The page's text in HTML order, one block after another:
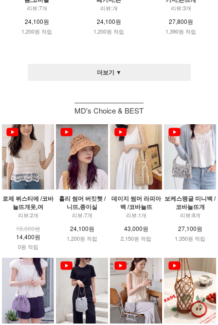
리뷰:7개
24,100원
1,200원 적립
리뷰:개
24,100원
1,200원 적립
리뷰:3개
27,800원
1,390원 적립
더보기 ▼
MD's Choice & BEST
로제 뷔스티에 /코바
늘뜨개옷,여
리뷰:2개
18,000원
14,400원
0원 적립
홀리 썸머 버킷햇 /
니뜨,종이실
리뷰:7개
24,100원
1,200원 적립
데이지 썸머 라피아
백 /코바늘뜨
리뷰:1개
43,000원
2,150원 적립
보케스팽글 미니백 /
코바늘뜨개
리뷰:8개
27,100원
1,350원 적립